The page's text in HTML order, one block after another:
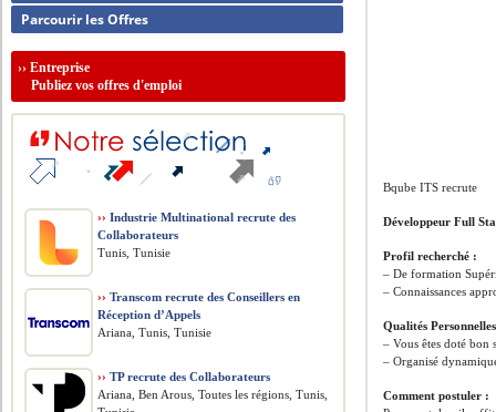
Bqube ITS recrute
Développeur Full
Profil recherché :
– De formation
– Connaissances
Qualités
– Vous êtes doté bon
– Organisé
Comment postuler :
Parcourir les Offres
››Entreprise
Publiez vos offres d'emploi
›› Industrie Multinational recrute des
Collaborateurs
Tunis, Tunisie
›› Transcom recrute des Conseillers en
Réception d’Appels
Ariana, Tunis, Tunisie
›› TP recrute des Collaborateurs
Ariana, Ben Arous, Toutes les régions, Tunis,